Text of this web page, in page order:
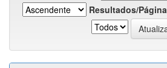
Resultados/Página